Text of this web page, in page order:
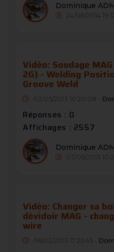
Dominique
24/08/2014
Vidéo: Soudage
2G) - Welding
Groove Weld
03/05/2013 10:20:08 -
Réponses : 0
Affichages : 2557
Dominique
03/05/2013
Vidéo: Changer sa
dévidoir MAG -
wire
06/02/2013 17:25:45 -